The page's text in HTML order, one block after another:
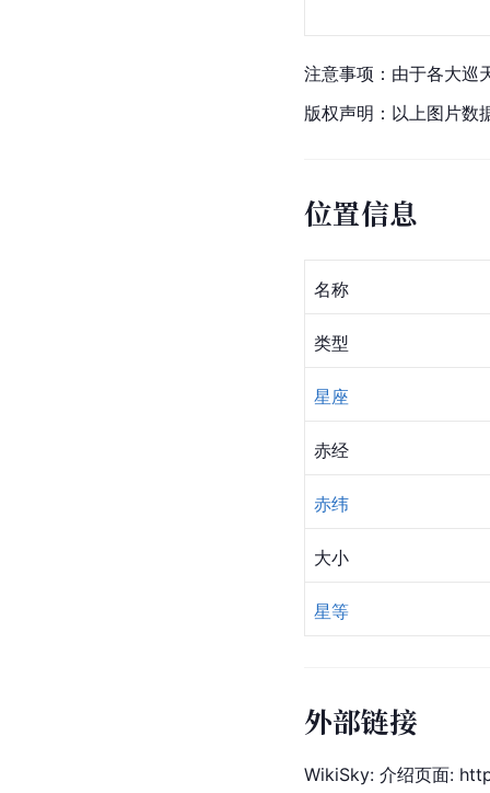
注意事项：由于各大巡
版权声明：以上图片数
位置信息
名称
类型
星座
赤经
赤纬
大小
星等
外部链接
WikiSky: 介绍页面: